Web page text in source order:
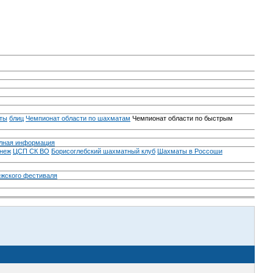
блиц Чемпионат области по шахматам Чемпионат области по быстрым
информация
ЦСП СК ВО Борисоглебский шахматный клуб Шахматы в Россоши
фестиваля